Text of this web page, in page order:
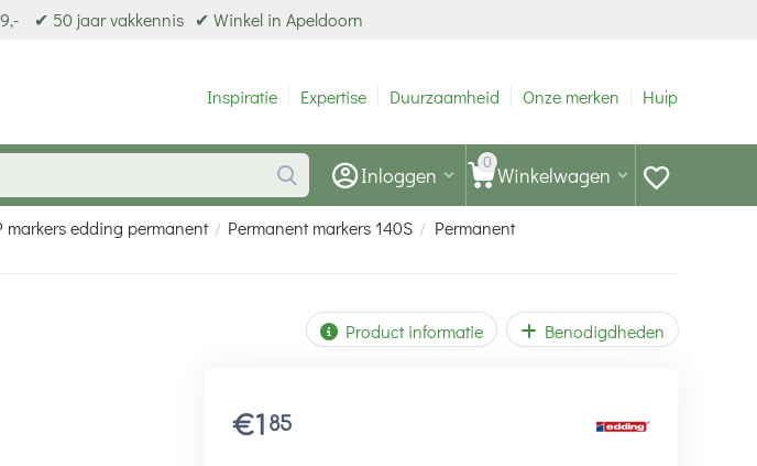
✔ 50 jaar vakkennis ✔ Winkel in Apeldoorn
Inspiratie Expertise Duurzaamheid Onze merken Hulp
0 Winkelwagen
Inloggen
markers edding permanent / Permanent markers 140S / Permanent
Product informatie Benodigdheden
€1 85